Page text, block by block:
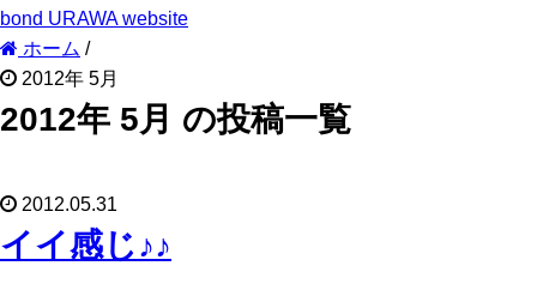
bond URAWA website
ホーム /
2012年 5月
2012年 5月 の投稿一覧
2012.05.31
イイ感じ♪♪